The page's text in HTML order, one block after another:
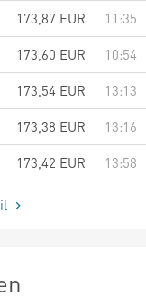
173,87 EUR
11:35
173,60 EUR
10:54
173,54 EUR
13:13
173,38 EUR
13:16
173,42 EUR 13:58